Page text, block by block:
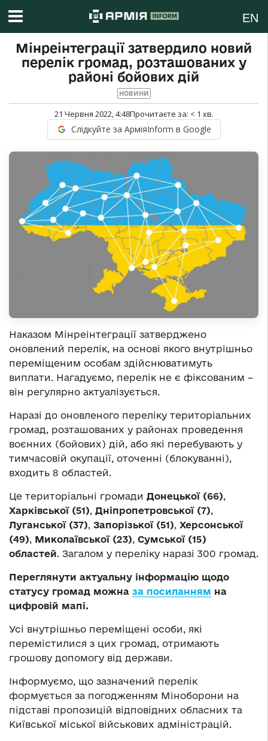
EN
Мінреінтеграції затвердило новий
перелік громад, розташованих у
районі бойових дій
НОВИНИ
21 Червня 2022, 4:48Прочитаєте за: < 1 хв.
Слідкуйте за АрміяInform в Google
Наказом Мінреінтеграції затверджено
оновлений перелік, на основі якого внутрішньо
переміщеним особам здійснюватимуть
виплати. Нагадуємо, перелік не є фіксованим –
він регулярно актуалізується.
Наразі до оновленого переліку територіальних
громад, розташованих у районах проведення
воєнних (бойових) дій, або які перебувають у
тимчасовій окупації, оточенні (блокуванні),
входить 8 областей.
Це територіальні громади Донецької (66),
Харківської (51), Дніпропетровської (7),
Луганської (37), Запорізької (51), Херсонської
(49), Миколаївської (23), Сумської (15)
областей. Загалом у переліку наразі 300 громад.
Переглянути актуальну інформацію щодо
статусу громад можна за посиланням на
цифровій мапі.
Усі внутрішньо переміщені особи, які
перемістилися з цих громад, отримають
грошову допомогу від держави.
Інформуємо, що зазначений перелік
формується за погодженням Міноборони на
підставі пропозицій відповідних обласних та
Київської міської військових адміністрацій.